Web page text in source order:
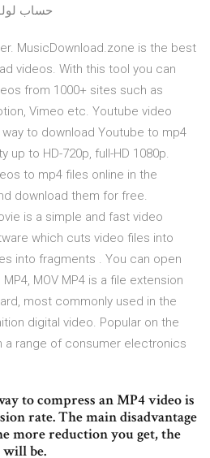
حساب
MusicDownload.zone is the best
videos. With this tool you can
from 1000+ sites such as
Vimeo etc. Youtube video
to download Youtube to mp4
up to HD-720p, full-HD 1080p.
to mp4 files online in the
download them for free.
is a simple and fast video
which cuts video files into
into fragments . You can open
MOV MP4 is a file extension
most commonly used in the
digital video. Popular on the
a range of consumer electronics
to compress an MP4 video is
rate. The main disadvantage
more reduction you get, the
be.